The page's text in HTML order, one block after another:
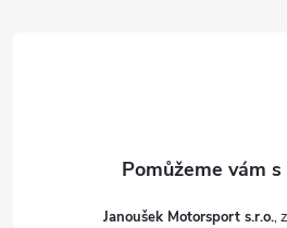
Janoušek Motorsport s.r.o.